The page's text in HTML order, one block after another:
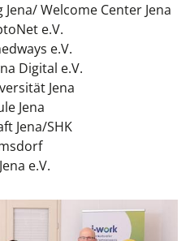
Welcome Center Jena
e.V.
e.V.
Digital e.V.
Jena
Jena
Jena/SHK
e.V.